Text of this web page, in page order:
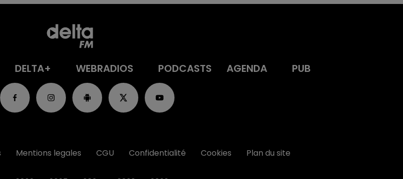
DELTA+ WEBRADIOS PODCASTS AGENDA PUB
Mentions legales CGU Confidentialité Cookies Plan du site